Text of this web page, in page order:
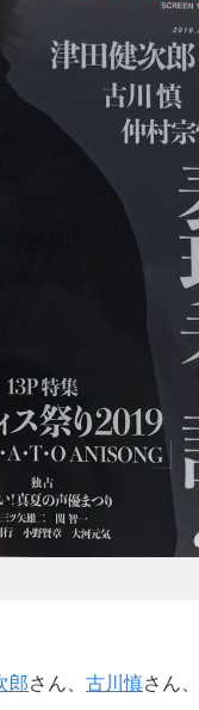
郎さん、 古川慎さん、